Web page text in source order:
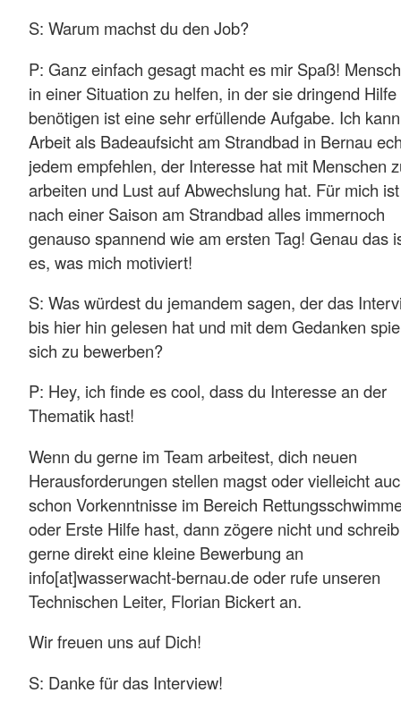
S: Warum machst du den Job?
P: Ganz einfach gesagt macht es mir Spaß!
in einer Situation zu helfen, in der sie dringend Hilfe
benötigen ist eine sehr erfüllende Aufgabe. Ich
Arbeit als Badeaufsicht am Strandbad in Bernau
jedem empfehlen, der Interesse hat mit Menschen
arbeiten und Lust auf Abwechslung hat. Für mich ist
nach einer Saison am Strandbad alles immernoch
genauso spannend wie am ersten Tag! Genau das
es, was mich motiviert!
S: Was würdest du jemandem sagen, der das
bis hier hin gelesen hat und mit dem Gedanken
sich zu bewerben?
P: Hey, ich finde es cool, dass du Interesse an der
Thematik hast!
Wenn du gerne im Team arbeitest, dich neuen
Herausforderungen stellen magst oder vielleicht
schon Vorkenntnisse im Bereich
oder Erste Hilfe hast, dann zögere nicht und
gerne direkt eine kleine Bewerbung an
info[at]wasserwacht-bernau.de oder rufe unseren
Technischen Leiter, Florian Bickert an.
Wir freuen uns auf Dich!
S: Danke für das Interview!